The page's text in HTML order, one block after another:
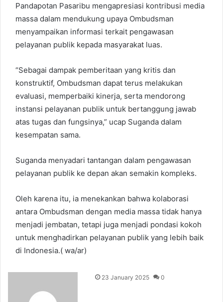
Pandapotan Pasaribu mengapresiasi kontribusi media
massa dalam mendukung upaya Ombudsman
menyampaikan informasi terkait pengawasan
pelayanan publik kepada masyarakat luas.
“Sebagai dampak pemberitaan yang kritis dan
konstruktif, Ombudsman dapat terus melakukan
evaluasi, memperbaiki kinerja, serta mendorong
instansi pelayanan publik untuk bertanggung jawab
atas tugas dan fungsinya,” ucap Suganda dalam
kesempatan sama.
Suganda menyadari tantangan dalam pengawasan
pelayanan publik ke depan akan semakin kompleks.
Oleh karena itu, ia menekankan bahwa kolaborasi
antara Ombudsman dengan media massa tidak hanya
menjadi jembatan, tetapi juga menjadi pondasi kokoh
untuk menghadirkan pelayanan publik yang lebih baik
di Indonesia.( wa/ar)
23 January 2025 0